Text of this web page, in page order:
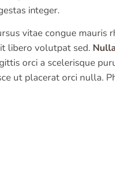
integer.
vitae congue mauris
libero volutpat sed.
orci a scelerisque
ut placerat orci nulla.